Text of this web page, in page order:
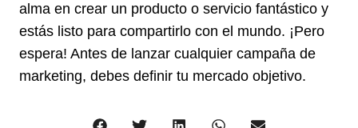
alma en crear un producto o servicio fantástico y
estás listo para compartirlo con el mundo. ¡Pero
espera! Antes de lanzar cualquier campaña de
marketing, debes definir tu mercado objetivo.